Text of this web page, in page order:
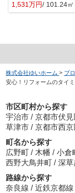
1,531万円/ 101.24㎡
株式会社ゆいホーム > ブ
安心！リフォームのタイ
市区町村から探す
宇治市 / 京都市伏見
草津市 / 京都市西京
町名から探す
広野町 / 木幡 / 小倉
西野大鳥井町 / 深
路線から探す
奈良線 / 近鉄京都線